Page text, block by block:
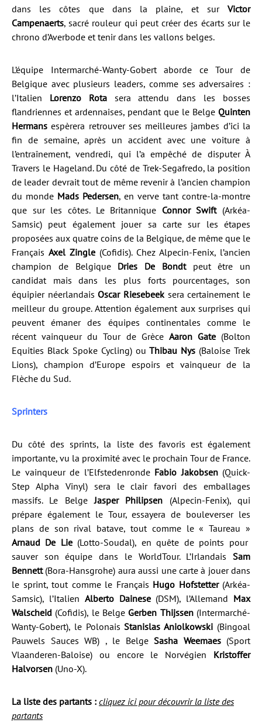
dans les côtes que dans la plaine, et sur Victor
Campenaerts, sacré rouleur qui peut créer des écarts sur le
chrono d’Averbode et tenir dans les vallons belges.
L’équipe Intermarché-Wanty-Gobert aborde ce Tour de
Belgique avec plusieurs leaders, comme ses adversaires :
l’Italien Lorenzo Rotasera attendu dans les bosses
flandriennes et ardennaises, pendant que le Belge Quinten
Hermansespèrera retrouver ses meilleures jambes d’ici la
fin de semaine, après un accident avec une voiture à
l’entraînement, vendredi, qui l’a empêché de disputer À
Travers le Hageland. Du côté de Trek-Segafredo, la position
de leader devrait tout de même revenir à l’ancien champion
du monde Mads Pedersen, en verve tant contre-la-montre
que sur les côtes. Le Britannique Connor Swift (Arkéa-
Samsic) peut également jouer sa carte sur les étapes
proposées aux quatre coins de la Belgique, de même que le
Français Axel Zingle (Cofidis). Chez Alpecin-Fenix, l’ancien
champion de Belgique Dries De Bondtpeut être un
candidat mais dans les plus forts pourcentages, son
équipier néerlandais Oscar Riesebeek sera certainement le
meilleur du groupe. Attention également aux surprises qui
peuvent émaner des équipes continentales comme le
récent vainqueur du Tour de Grèce Aaron Gate(Bolton
Equities Black Spoke Cycling) ouThibau Nys (Baloise Trek
Lions), champion d’Europe espoirs et vainqueur de la
Flèche du Sud.
Sprinters
Du côté des sprints, la liste des favoris est également
importante, vu la proximité avec le prochain Tour de France.
Le vainqueur de l’Elfstedenronde Fabio Jakobsen(Quick-
Step Alpha Vinyl) sera le clair favori des emballages
massifs. Le BelgeJasper Philipsen (Alpecin-Fenix), qui
prépare également le Tour, essayera de bouleverser les
plans de son rival batave, tout comme le « Taureau »
Arnaud De Lie(Lotto-Soudal), en quête de points pour
sauver son équipe dans le WorldTour. L’Irlandais Sam
Bennett(Bora-Hansgrohe) aura aussi une carte à jouer dans
le sprint, tout comme le Français Hugo Hofstetter(Arkéa-
Samsic), l’Italien Alberto Dainese(DSM), l’Allemand Max
Walscheid (Cofidis), le Belge Gerben Thijssen (Intermarché-
Wanty-Gobert), le PolonaisStanislas Aniolkowski (Bingoal
Pauwels Sauces WB) , le Belge Sasha Weemaes(Sport
Vlaanderen-Baloise) ou encore le Norvégien Kristoffer
Halvorsen (Uno-X).
La liste des partants : cliquez ici pour découvrir la liste des
partants